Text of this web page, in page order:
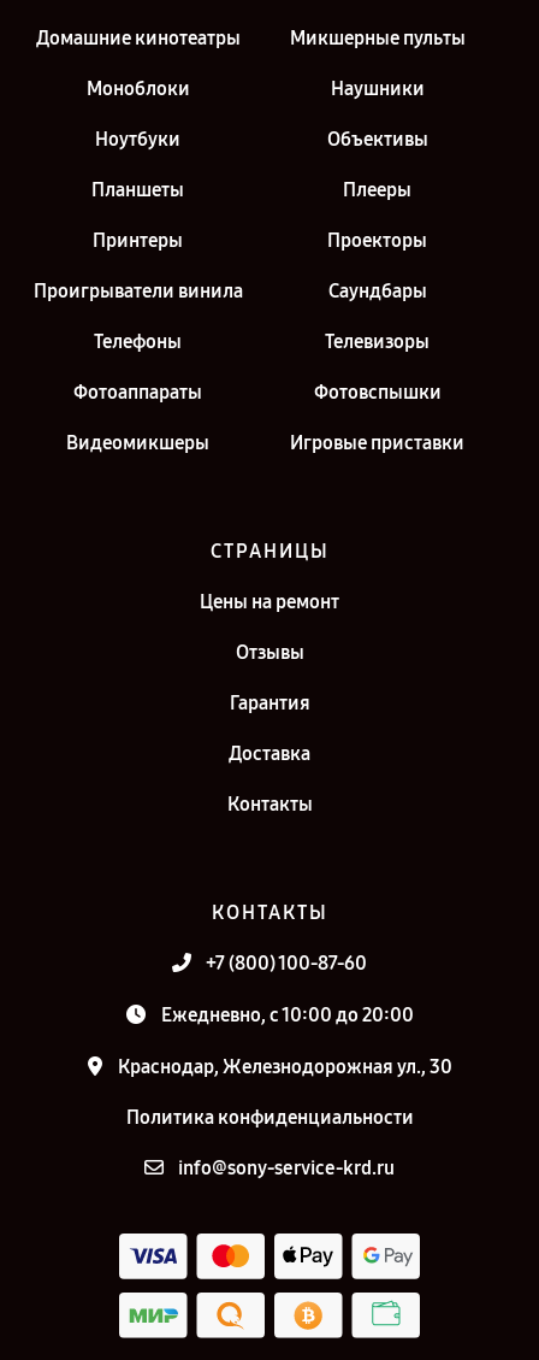
Домашние кинотеатры Микшерные пульты
Моноблоки Наушники
Ноутбуки Объективы
Планшеты Плееры
Принтеры Проекторы
Проигрыватели винила Саундбары
Телефоны Телевизоры
Фотоаппараты Фотовспышки
Видеомикшеры Игровые приставки
СТРАНИЦЫ
Цены на ремонт
Отзывы
Гарантия
Доставка
Контакты
КОНТАКТЫ
+7 (800) 100-87-60
Ежедневно, с 10:00 до 20:00
Краснодар, Железнодорожная ул., 30
Политика конфиденциальности
info@sony-service-krd.ru